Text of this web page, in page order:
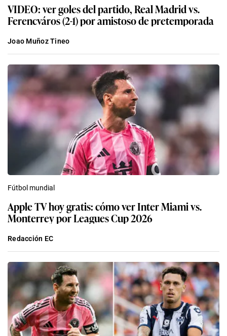
VIDEO: ver goles del partido, Real Madrid vs.
Ferencváros (2-1) por amistoso de pretemporada
Joao Muñoz Tineo
Fútbol mundial
Apple TV hoy gratis: cómo ver Inter Miami vs.
Monterrey por Leagues Cup 2026
Redacción EC